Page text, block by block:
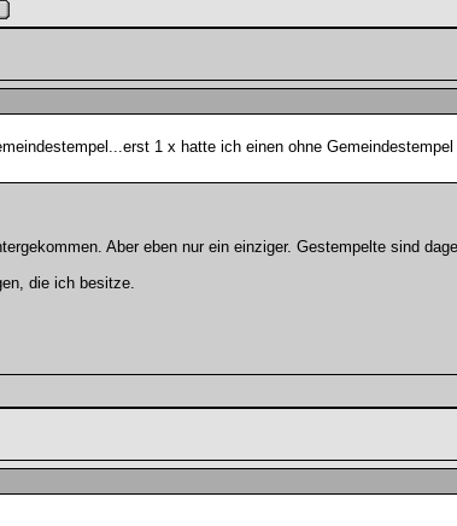
1 x hatte ich einen ohne
Aber eben nur ein einziger. Gestempelte sind
die ich besitze.